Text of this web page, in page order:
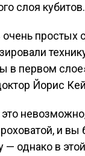
слоя кубитов.
простых
в первом
Йорис
и
— однако в